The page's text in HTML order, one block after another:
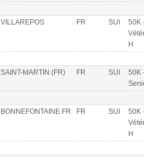
VILLAREPOS FR SUI
50K
H
SAINT-MARTIN (FR) FR SUI
50K
BONNEFONTAINE FR FR SUI
50K
H